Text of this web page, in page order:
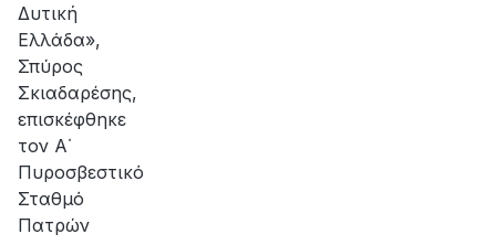
Δυτική
Ελλάδα»,
Σπύρος
Σκιαδαρέσης,
επισκέφθηκε
τον Α΄
Πυροσβεστικό
Σταθμό
Πατρών